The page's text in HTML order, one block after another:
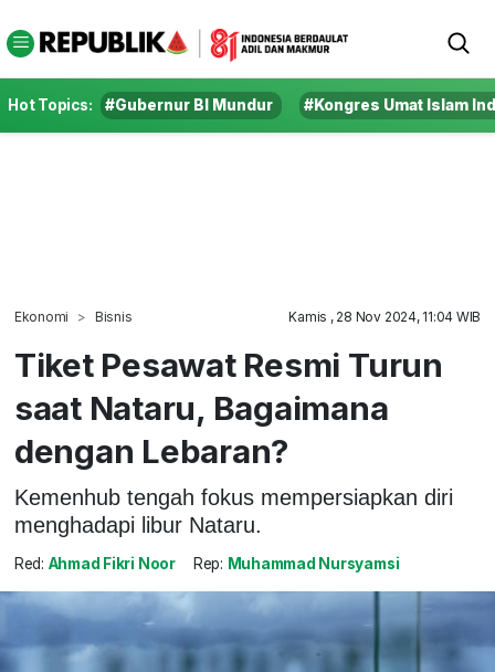
Hot Topics: #Gubernur BI Mundur #Kongres Umat Islam
Ekonomi Bisnis Kamis , 28 Nov 2024, 11:04 WIB
Tiket Pesawat Resmi Turun
saat Nataru, Bagaimana
dengan Lebaran?
Kemenhub tengah fokus mempersiapkan diri
menghadapi libur Nataru.
Red: Ahmad Fikri Noor Rep: Muhammad Nursyamsi